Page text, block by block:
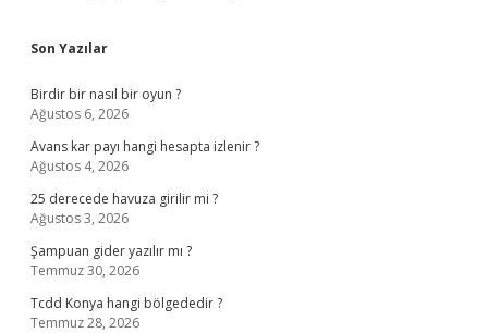
Son Yazılar
Birdir bir nasıl bir oyun ?
Ağustos 6, 2026
Avans kar payı hangi hesapta izlenir ?
Ağustos 4, 2026
25 derecede havuza girilir mi ?
Ağustos 3, 2026
Şampuan gider yazılır mı ?
Temmuz 30, 2026
Tcdd Konya hangi bölgededir ?
Temmuz 28, 2026